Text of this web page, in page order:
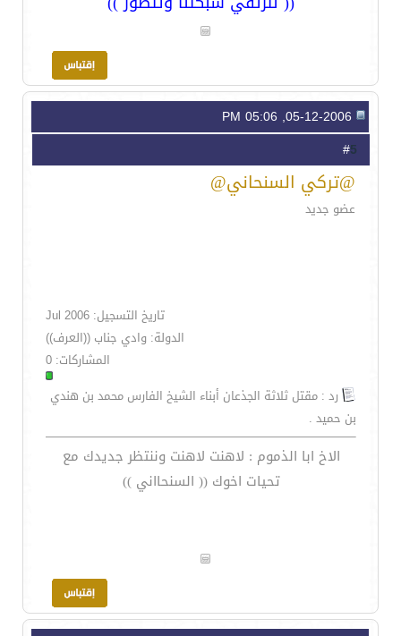
5
@تركي السنحاني@
عضو جديد
تاريخ التسجيل: Jul 2006
الدولة: وادي جناب ((العرف))
المشاركات: 0
رد : مقتل ثلاثة الجذعان أبناء الشيخ الفارس محمد بن هندي
بن حميد .
الاخ ابا الذموم : لاهنت لاهنت وننتظر جديدك مع
تحيات اخوك (( السنحااني ))